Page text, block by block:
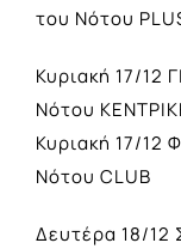
του Νότου
Κυριακή 17/12
Νότου
Κυριακή 17/12
Νότου CLUB
Δευτέρα 18/